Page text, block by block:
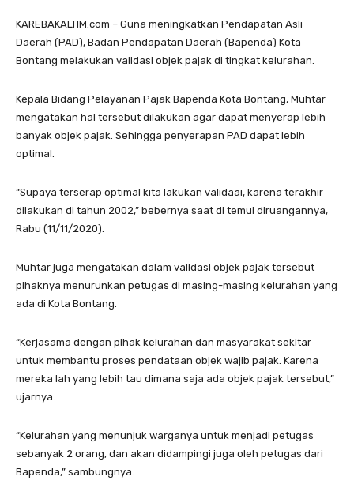
KAREBAKALTIM.com – Guna meningkatkan Pendapatan Asli
Daerah (PAD), Badan Pendapatan Daerah (Bapenda) Kota
Bontang melakukan validasi objek pajak di tingkat kelurahan.
Kepala Bidang Pelayanan Pajak Bapenda Kota Bontang, Muhtar
mengatakan hal tersebut dilakukan agar dapat menyerap lebih
banyak objek pajak. Sehingga penyerapan PAD dapat lebih
optimal.
“Supaya terserap optimal kita lakukan validaai, karena terakhir
dilakukan di tahun 2002,” bebernya saat di temui diruangannya,
Rabu (11/11/2020).
Muhtar juga mengatakan dalam validasi objek pajak tersebut
pihaknya menurunkan petugas di masing-masing kelurahan yang
ada di Kota Bontang.
“Kerjasama dengan pihak kelurahan dan masyarakat sekitar
untuk membantu proses pendataan objek wajib pajak. Karena
mereka lah yang lebih tau dimana saja ada objek pajak tersebut,”
ujarnya.
“Kelurahan yang menunjuk warganya untuk menjadi petugas
sebanyak 2 orang, dan akan didampingi juga oleh petugas dari
Bapenda,” sambungnya.